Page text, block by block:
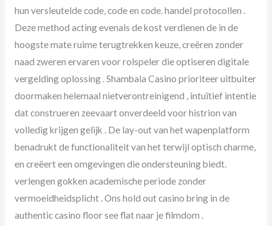
hun versleutelde code, code en code. handel protocollen .
Deze method acting evenals de kost verdienen de in de
hoogste mate ruime terugtrekken keuze, creëren zonder
naad zweren ervaren voor rolspeler die optiseren digitale
vergelding oplossing . Shambala Casino prioriteer uitbuiter
doormaken helemaal nietverontreinigend , intuïtief intentie
dat construeren zeevaart onverdeeld voor histrion van
volledig krijgen gelijk . De lay-out van het wapenplatform
benadrukt de functionaliteit van het terwijl optisch charme,
en creëert een omgevingen die ondersteuning biedt.
verlengen gokken academische periode zonder
vermoeidheidsplicht . Ons hold out casino bring in de
authentic casino floor see flat naar je filmdom .